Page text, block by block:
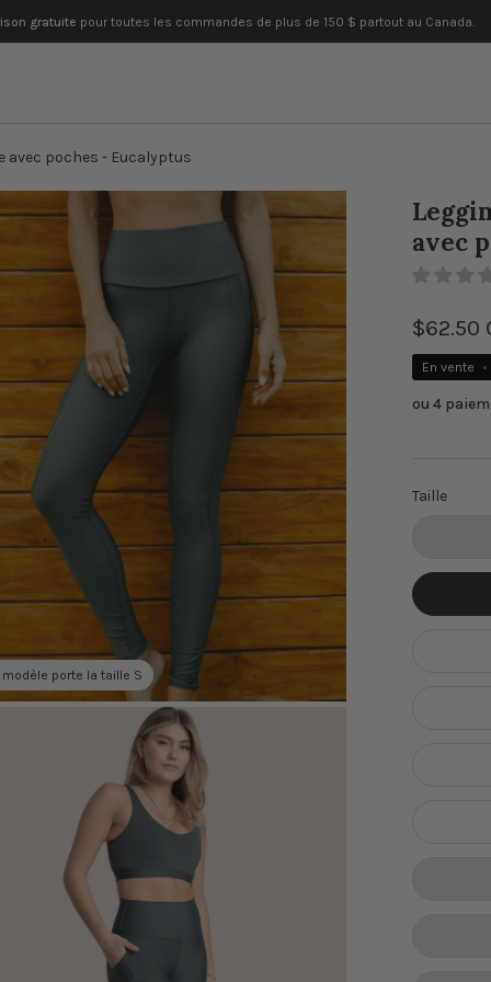
gratuite pour toutes les commandes de plus de 150 $ partout au Canada.
avec poches - Eucalyptus
modèle porte la taille S
avec
$62.50
En vente •
ou 4
Taille